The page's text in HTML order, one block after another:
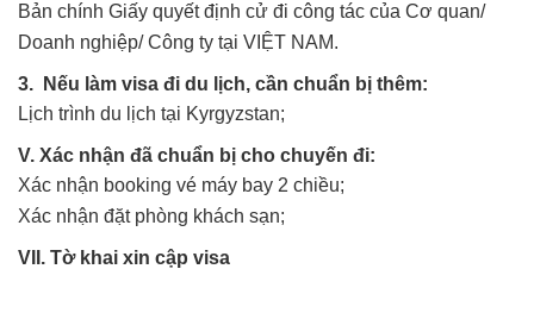
Bản chính Giấy quyết định cử đi công tác của Cơ quan/
Doanh nghiệp/ Công ty tại VIỆT NAM.
3. Nếu làm visa đi du lịch, cần chuẩn bị thêm:
Lịch trình du lịch tại Kyrgyzstan;
V. Xác nhận đã chuẩn bị cho chuyến đi:
Xác nhận booking vé máy bay 2 chiều;
Xác nhận đặt phòng khách sạn;
VII. Tờ khai xin cập visa